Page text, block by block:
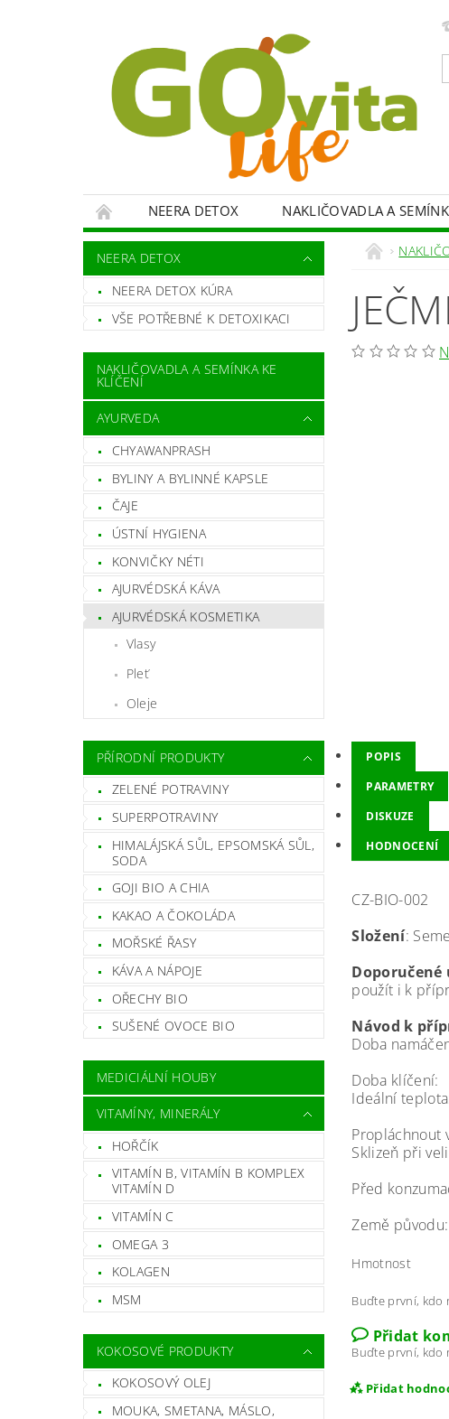
NEERA DETOX NAKLIČOVADLA A
VITAMÍNY, MINERÁLY
KOKOSOVÉ PRODUKTY
SPOTŘEBIČE
OBCHODNÍ PODMÍNKY
NEERA DETOX
NEERA DETOX KÚRA
VŠE POTŘEBNÉ K DETOXIKACI
NAKLIČOVADLA A SEMÍNKA KE
KLÍČENÍ
AYURVEDA
CHYAWANPRASH
BYLINY A BYLINNÉ KAPSLE
ČAJE
ÚSTNÍ HYGIENA
KONVIČKY NÉTI
AJURVÉDSKÁ KÁVA
AJURVÉDSKÁ KOSMETIKA
Vlasy
Pleť
Oleje
PŘÍRODNÍ PRODUKTY
ZELENÉ POTRAVINY
SUPERPOTRAVINY
HIMALÁJSKÁ SŮL, EPSOMSKÁ SŮL,
SODA
GOJI BIO A CHIA
KAKAO A ČOKOLÁDA
MOŘSKÉ ŘASY
KÁVA A NÁPOJE
OŘECHY BIO
SUŠENÉ OVOCE BIO
MEDICIÁLNÍ HOUBY
VITAMÍNY, MINERÁLY
HOŘČÍK
VITAMÍN B, VITAMÍN B KOMPLEX
VITAMÍN D
VITAMÍN C
OMEGA 3
KOLAGEN
MSM
KOKOSOVÉ PRODUKTY
KOKOSOVÝ OLEJ
MOUKA, SMETANA, MÁSLO,
POPIS
PARAMETRY
DISKUZE
HODNOCENÍ
CZ-BIO-002
Složení:
použít i k
Návod k
Doba
Doba
Ideální
Propláchnout
Sklizeň při
Před
Země
Hmotnost
Buďte první, kdo
Přidat
Buďte první, kdo
Přidat